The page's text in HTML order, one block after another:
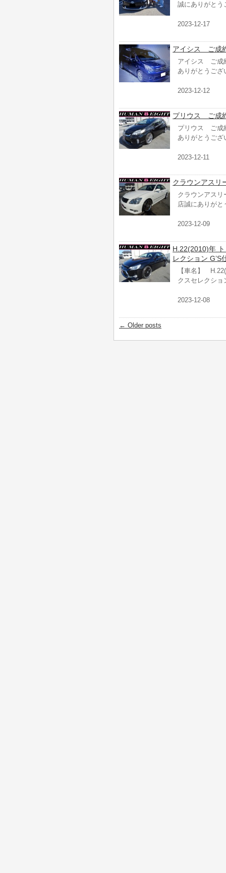
誠にありがとう
2023-12-17
アイシス ご成
アイシス ご成
ありがとうござ
2023-12-12
プリウス ご成
プリウス ご成
ありがとうござ
2023-12-11
クラウンアス
クラウンアス
店誠にありが
2023-12-09
H.22(2010)年
レクション G’S
【車名】
クスセレクショ
2023-12-08
← Older posts